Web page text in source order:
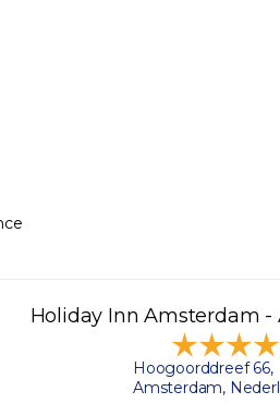
Holiday Inn Amsterdam -
Hoogoorddreef 66,
Amsterdam,